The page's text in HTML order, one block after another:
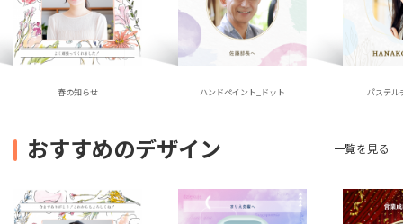
春の知らせ ハンドペイント_ドット パステル
おすすめのデザイン 一覧を見る